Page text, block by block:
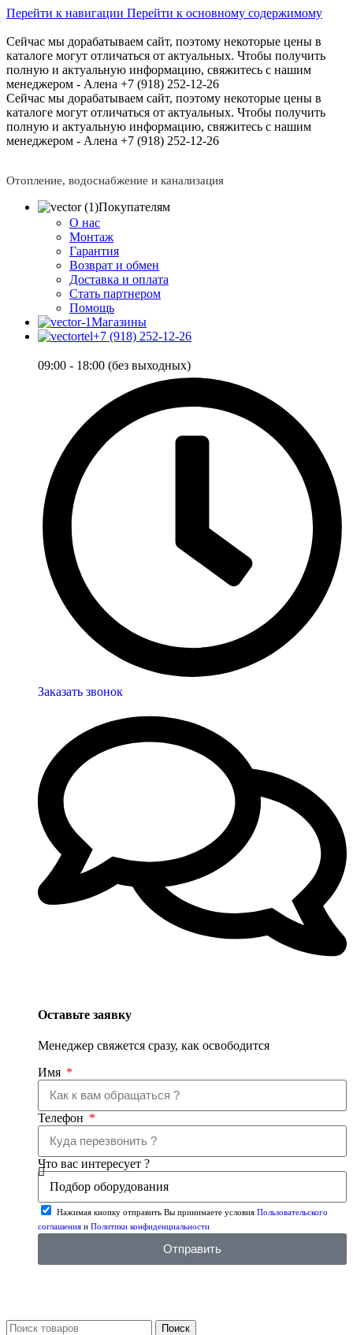
Перейти к навигации Перейти к основному содержимому
Сейчас мы дорабатываем сайт, поэтому некоторые цены в
каталоге могут отличаться от актуальных. Чтобы получить
полную и актуальную информацию, свяжитесь с нашим
менеджером - Алена +7 (918) 252-12-26
Сейчас мы дорабатываем сайт, поэтому некоторые цены в
каталоге могут отличаться от актуальных. Чтобы получить
полную и актуальную информацию, свяжитесь с нашим
менеджером - Алена +7 (918) 252-12-26
Отопление, водоснабжение и канализация
Покупателям
О нас
Монтаж
Гарантия
Возврат и обмен
Доставка и оплата
Стать партнером
Помощь
Магазины
+7 (918) 252-12-26
09:00 - 18:00 (без выходных)
Заказать звонок
Оставьте заявку
Менеджер свяжется сразу, как освободится
Имя
Телефон
Что вас интересует ?
Нажимая кнопку отправить Вы принимаете условия Пользовательского
соглашения и Политики конфиденциальности
Отправить
Поиск